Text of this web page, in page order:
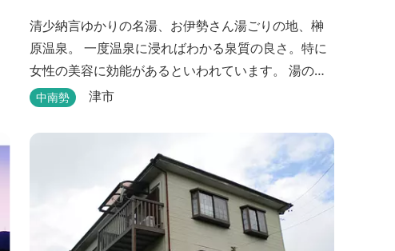
清少納言ゆかりの名湯、お伊勢さん湯ごりの地、榊
原温泉。 一度温泉に浸ればわかる泉質の良さ。特に
女性の美容に効能があるといわれています。 湯の瀬
川のせせらぎが聞こえる静かな宿。それが旅館 清
味、心のこもったおもてなしを心掛けております。
日頃の喧騒から離れ、平安の才女清少納言もお墨付
きの名湯を是非実感してください。
中南勢 津市